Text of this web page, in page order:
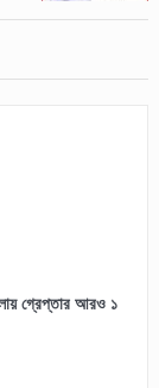
গ্রেপ্তার আরও ১